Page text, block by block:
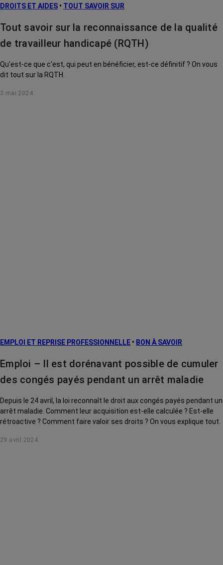
DROITS ET AIDES • TOUT SAVOIR SUR
Tout savoir sur la reconnaissance de la qualité
de travailleur handicapé (RQTH)
Qu'est-ce que c'est, qui peut en bénéficier, est-ce définitif ? On vous
dit tout sur la RQTH.
3 mai 2024
EMPLOI ET REPRISE PROFESSIONNELLE • BON À SAVOIR
Emploi – Il est dorénavant possible de cumuler
des congés payés pendant un arrêt maladie
Depuis le 24 avril, la loi reconnaît le droit aux congés payés pendant un
arrêt maladie. Comment leur acquisition est-elle calculée ? Est-elle
rétroactive ? Comment faire valoir ses droits ? On vous explique tout.
29 avril 2024